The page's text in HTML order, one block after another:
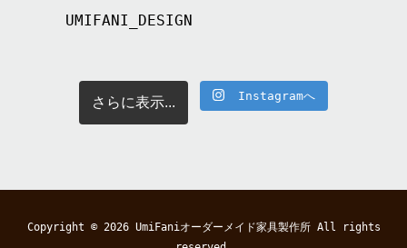
UMIFANI_DESIGN
さらに表示... Instagramへ
Copyright © 2026 UmiFaniオーダーメイド家具製作所All rights